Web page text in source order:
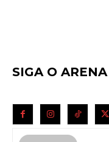
SIGA O ARENA